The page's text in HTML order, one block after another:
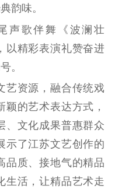
务申报系统
韵味。
歌伴舞《波澜壮
以精彩表演礼赞奋进
。
资源，融合传统戏
的艺术表达方式，
、文化成果普惠群众
示了江苏文艺创作的
品质、接地气的精品
生活，让精品艺术走